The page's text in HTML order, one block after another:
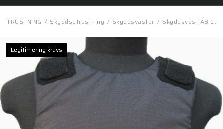
UTRUSTNING / Skyddsutrustning / Skyddsvästar / Skyddsväst AB
Legitimering krävs